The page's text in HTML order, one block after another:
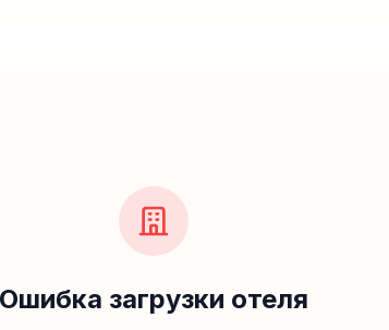
Ошибка загрузки отеля